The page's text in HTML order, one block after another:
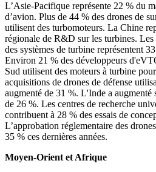
L’Asie-Pacifique représente 22 % du
d’avion. Plus de 44 % des drones de
utilisent des turbomoteurs. La Chine
régionale de R&D sur les turbines. Les
des systèmes de turbine représentent
Environ 21 % des développeurs
Sud utilisent des moteurs à turbine
acquisitions de drones de défense
augmenté de 31 %. L'Inde a augmenté
de 26 %. Les centres de recherche
contribuent à 28 % des essais de
L’approbation réglementaire des
35 % ces dernières années.
Moyen-Orient et Afrique